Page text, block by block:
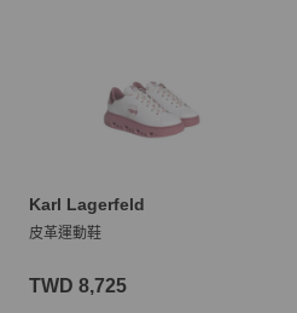
Karl Lagerfeld
皮革運動鞋
TWD 8,725